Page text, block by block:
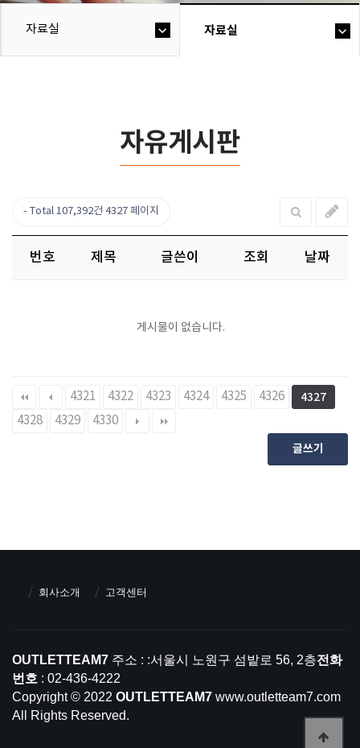
자료실 자료실
자유게시판
Total 107,392건 4327 페이지
번호 제목 글쓴이 조회 날짜
게시물이 없습니다.
4321 4322 4323 4324 4325 4326
4327
4328
4329 4330
글쓰기
회사소개 고객센터
OUTLETTEAM7 주소 : :서울시 노원구 섬밭로 56, 2층전화
번호 : 02-436-4222
Copyright © 2022 OUTLETTEAM7 www.outletteam7.com
All Rights Reserved.